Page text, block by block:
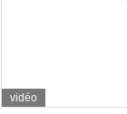
vidéo